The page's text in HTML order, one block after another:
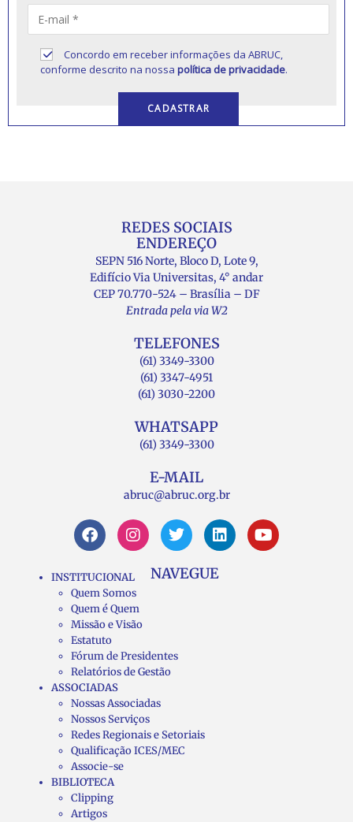
Concordo em receber informações da ABRUC,
conforme descrito na nossapolítica de privacidade.
REDES SOCIAIS
ENDEREÇO
SEPN 516 Norte, Bloco D, Lote 9,
Edifício Via Universitas, 4° andar
CEP 70.770-524 – Brasília – DF
Entrada pela via W2
TELEFONES
(61) 3349-3300
(61) 3347-4951
(61) 3030-2200
WHATSAPP
(61) 3349-3300
E-MAIL
abruc@abruc.org.br
NAVEGUE
INSTITUCIONAL
Quem Somos
Quem é Quem
Missão e Visão
Estatuto
Fórum de Presidentes
Relatórios de Gestão
ASSOCIADAS
Nossas Associadas
Nossos Serviços
Redes Regionais e Setoriais
Qualificação ICES/MEC
Associe-se
BIBLIOTECA
Clipping
Artigos